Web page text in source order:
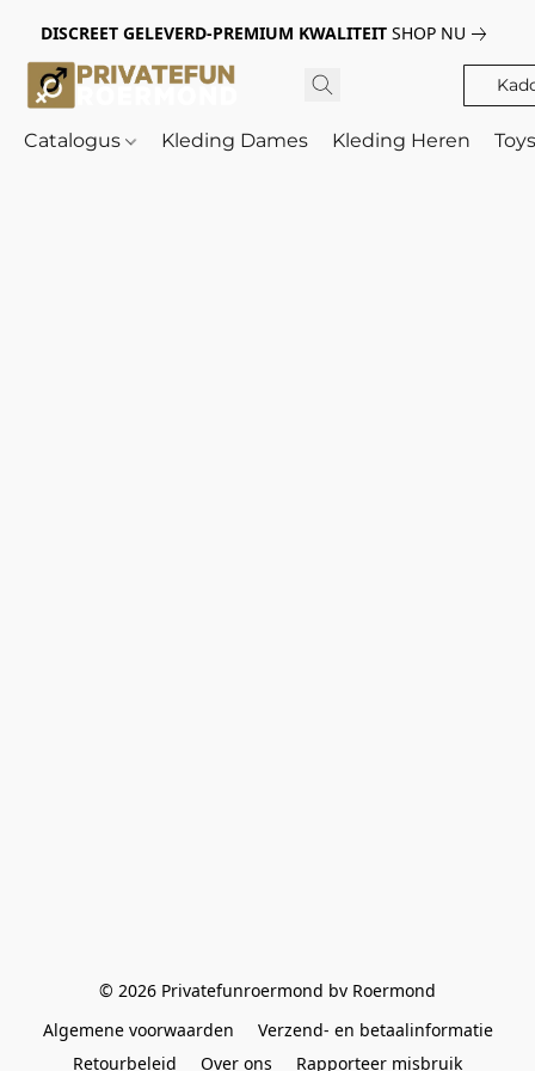
DISCREET GELEVERD-PREMIUM KWALITEIT SHOP NU
Catalogus Kleding Dames Kleding Heren
© 2026 Privatefunroermond bv Roermond
Algemene voorwaarden
Verzend- en betaalinformatie
Retourbeleid
Over ons Rapporteer misbruik